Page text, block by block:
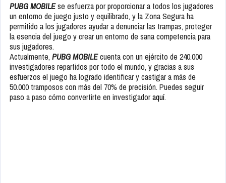
PUBG MOBILEse esfuerza por proporcionar a todos los jugadores
un entorno de juego justo y equilibrado, y la Zona Segura ha
permitido a los jugadores ayudar a denunciar las trampas, proteger
la esencia del juego y crear un entorno de sana competencia para
sus jugadores.
Actualmente, PUBG MOBILEcuenta con un ejército de 240.000
investigadores repartidos por todo el mundo, y gracias a sus
esfuerzos el juego ha logrado identificar y castigar a más de
50.000 tramposos con más del 70% de precisión. Puedes seguir
paso a paso cómo convertirte en investigadoraquí.